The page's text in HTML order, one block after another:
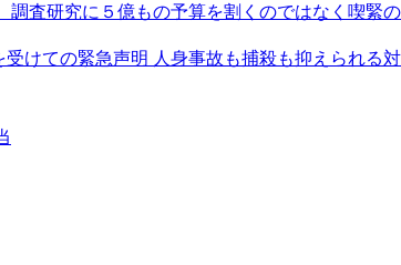
査研究に５億もの予算を割くのではなく喫緊
けての緊急声明 人身事故も捕殺も抑えられる